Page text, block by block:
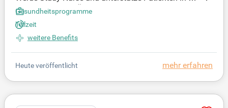
nischen Studien: Übernimm die direkte Betreuung, f
ühre Blutabnahmen und Vitalzeichenkontrollen dur
ch und kümmere dich um die Aufbereitung und de
n Versand von Probe-materialien. Bewerbe dich jet
zt!
Gesundheitsprogramme
Teilzeit
weitere Benefits
mehr erfahren
Heute veröffentlicht